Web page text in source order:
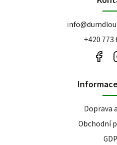
info@
+420 773
Doprava
Obchodní